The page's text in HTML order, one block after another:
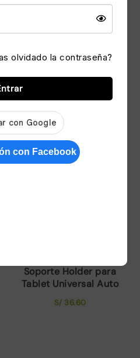
Celular para Auto
S/
Soporte Holder para
Tablet Universal Auto
S/ 36.60
olvidado la contraseña?